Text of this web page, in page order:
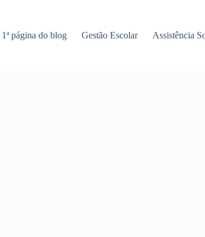
1ª página do blog Gestão Escolar Assistência